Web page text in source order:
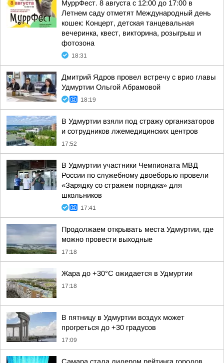
МуррФест. 8 августа с 12:00 до 17:00 в
Летнем саду отметят Международный день
кошек: Концерт, детская танцевальная
вечеринка, квест, викторина, розыгрыш и
фотозона
18:31
Дмитрий Ядров провел встречу с врио главы
Удмуртии Ольгой Абрамовой
18:19
В Удмуртии взяли под стражу организаторов
и сотрудников лжемедицинских центров
17:52
В Удмуртии участники Чемпионата МВД
России по служебному двоеборью провели
«Зарядку со стражем порядка» для
школьников
17:41
Продолжаем открывать места Удмуртии, где
можно провести выходные
17:18
Жара до +30°С ожидается в Удмуртии
17:18
В пятницу в Удмуртии воздух может
прогреться до +30 градусов
17:09